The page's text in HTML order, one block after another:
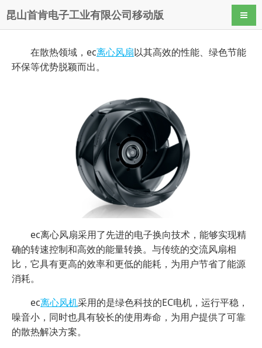
昆山首肯电子工业有限公司移动版 导航
在散热领域，ec离心风扇以其高效的性能、绿色节能
环保等优势脱颖而出。
ec离心风扇采用了先进的电子换向技术，能够实现精
确的转速控制和高效的能量转换。与传统的交流风扇相
比，它具有更高的效率和更低的能耗，为用户节省了能源
消耗。
ec离心风机采用的是绿色科技的EC电机，运行平稳，
噪音小，同时也具有较长的使用寿命，为用户提供了可靠
的散热解决方案。